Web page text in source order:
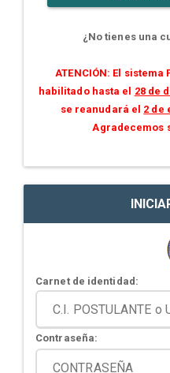
¿No tienes una
ATENCIÓN: El sistema
habilitado hasta el 28 de
se reanudará el 2 de
Agradecemos
Carnet de identidad:
Contraseña: